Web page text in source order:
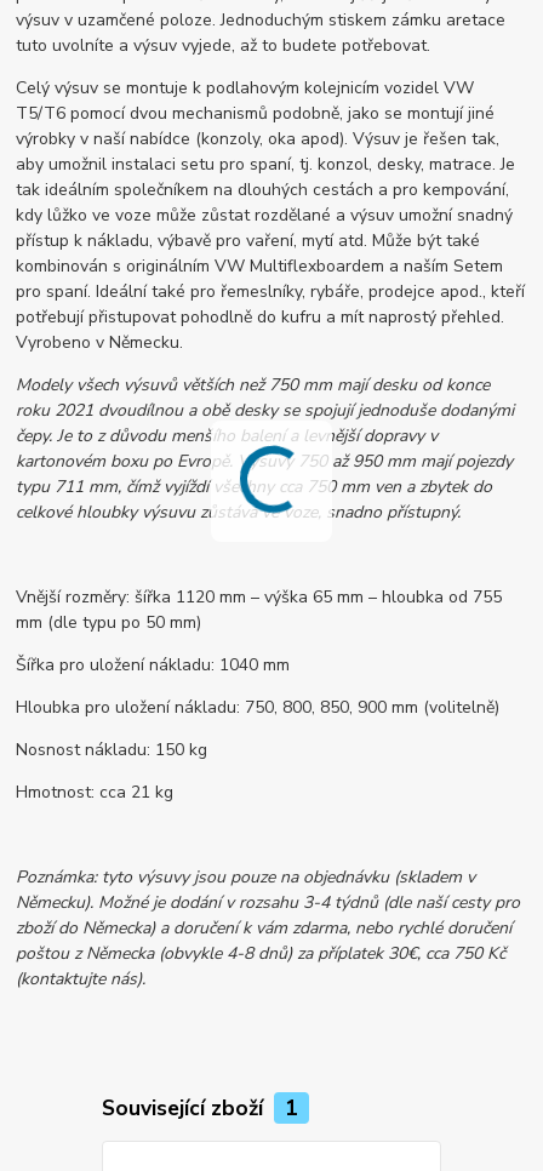
výsuv v uzamčené poloze. Jednoduchým stiskem zámku aretace
tuto uvolníte a výsuv vyjede, až to budete potřebovat.
Celý výsuv se montuje k podlahovým kolejnicím vozidel VW
T5/T6 pomocí dvou mechanismů podobně, jako se montují jiné
výrobky v naší nabídce (konzoly, oka apod). Výsuv je řešen tak,
aby umožnil instalaci setu pro spaní, tj. konzol, desky, matrace. Je
tak ideálním společníkem na dlouhých cestách a pro kempování,
kdy lůžko ve voze může zůstat rozdělané a výsuv umožní snadný
přístup k nákladu, výbavě pro vaření, mytí atd. Může být také
kombinován s originálním VW Multiflexboardem a naším Setem
pro spaní. Ideální také pro řemeslníky, rybáře, prodejce apod., kteří
potřebují přistupovat pohodlně do kufru a mít naprostý přehled.
Vyrobeno v Německu.
Modely všech výsuvů větších než 750 mm mají desku od konce
roku 2021 dvoudílnou a obě desky se spojují jednoduše dodanými
čepy. Je to z důvodu menšího balení a levnější dopravy v
kartonovém boxu po Evropě. Výsuvy 750 až 950 mm mají pojezdy
typu 711 mm, čímž vyjíždí všechny cca 750 mm ven a zbytek do
celkové hloubky výsuvu zůstává ve voze, snadno přístupný.
Vnější rozměry: šířka 1120 mm – výška 65 mm – hloubka od 755
mm (dle typu po 50 mm)
Šířka pro uložení nákladu: 1040 mm
Hloubka pro uložení nákladu: 750, 800, 850, 900 mm (volitelně)
Nosnost nákladu: 150 kg
Hmotnost: cca 21 kg
Poznámka: tyto výsuvy jsou pouze na objednávku (skladem v
Německu). Možné je dodání v rozsahu 3-4 týdnů (dle naší cesty pro
zboží do Německa) a doručení k vám zdarma, nebo rychlé doručení
poštou z Německa (obvykle 4-8 dnů) za příplatek 30€, cca 750 Kč
(kontaktujte nás).
Související zboží 1